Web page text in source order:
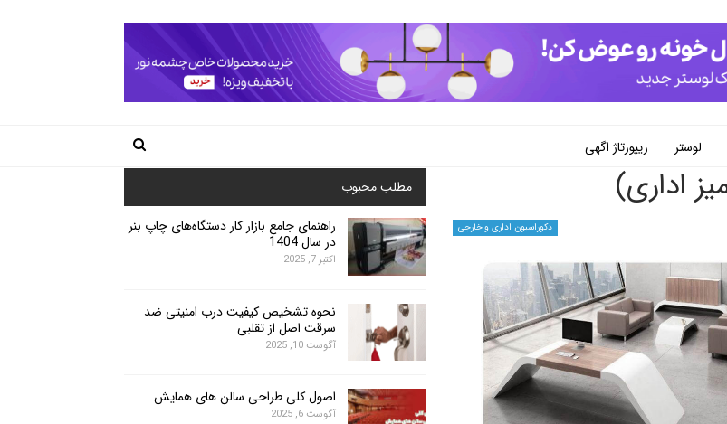
لوستر ریپورتاژ اگهی
دکوراسیون اداری و خارجی
مطلب محبوب
راهنمای جامع بازار کار دستگاه‌های چاپ بنر
در سال 1404
اکتبر 7, 2025
نحوه تشخیص کیفیت درب امنیتی ضد
سرقت اصل از تقلبی
آگوست 10, 2025
اصول کلی طراحی سالن های همایش
آگوست 6, 2025